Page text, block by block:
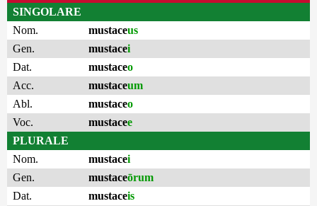
SINGOLARE
Nom.
mustaceus
Gen.
mustacei
Dat.
mustaceo
Acc.
mustaceum
Abl.
mustaceo
Voc.
mustacee
PLURALE
Nom.
mustacei
Gen.
mustaceōrum
Dat.
mustaceis